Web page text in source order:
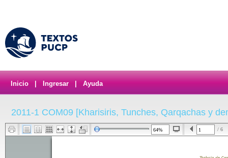
Inicio Ingresar Ayuda
2011-1 COM09 [Kharisiris, Tunches, Qarqachas y
/ 6